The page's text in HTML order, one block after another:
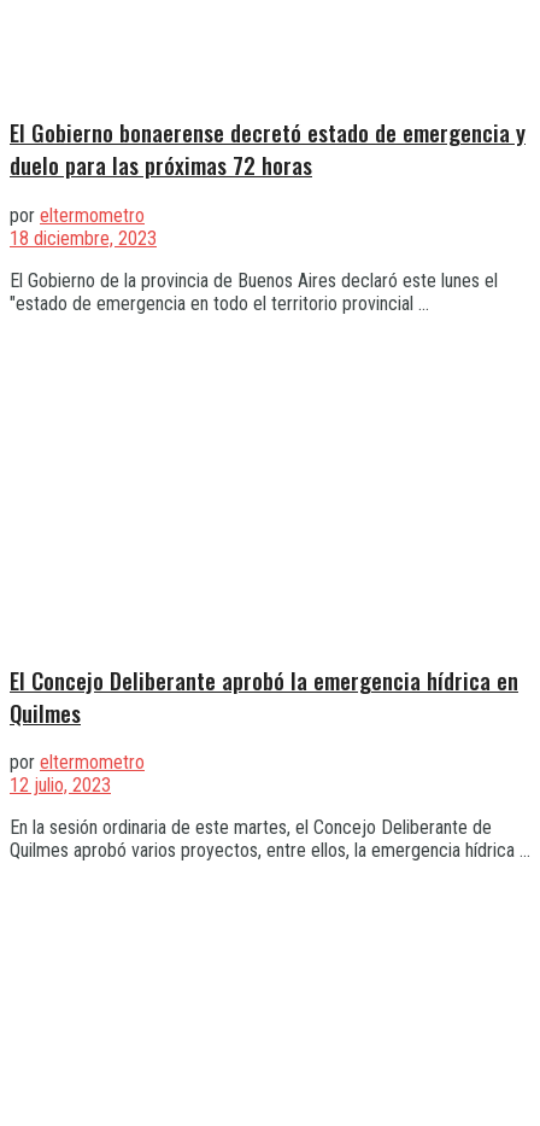
El Gobierno bonaerense decretó estado de emergencia y
duelo para las próximas 72 horas
por eltermometro
18 diciembre, 2023
El Gobierno de la provincia de Buenos Aires declaró este lunes el
"estado de emergencia en todo el territorio provincial ...
El Concejo Deliberante aprobó la emergencia hídrica en
Quilmes
por eltermometro
12 julio, 2023
En la sesión ordinaria de este martes, el Concejo Deliberante de
Quilmes aprobó varios proyectos, entre ellos, la emergencia hídrica ...